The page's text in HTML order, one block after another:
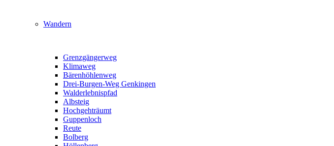
Wandern
Grenzgängerweg
Klimaweg
Bärenhöhlenweg
Drei-Burgen-Weg Genkingen
Walderlebnispfad
Albsteig
Hochgehträumt
Guppenloch
Reute
Bolberg